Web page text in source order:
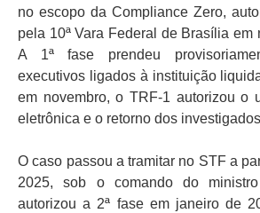
no escopo da Compliance Zero,
pela 10ª Vara Federal de Brasília em
A 1ª fase prendeu
executivos ligados à instituição
em novembro, o TRF-1 autorizou o
eletrônica e o retorno dos
O caso passou a tramitar no STF a
2025, sob o comando do
autorizou a 2ª fase em janeiro de